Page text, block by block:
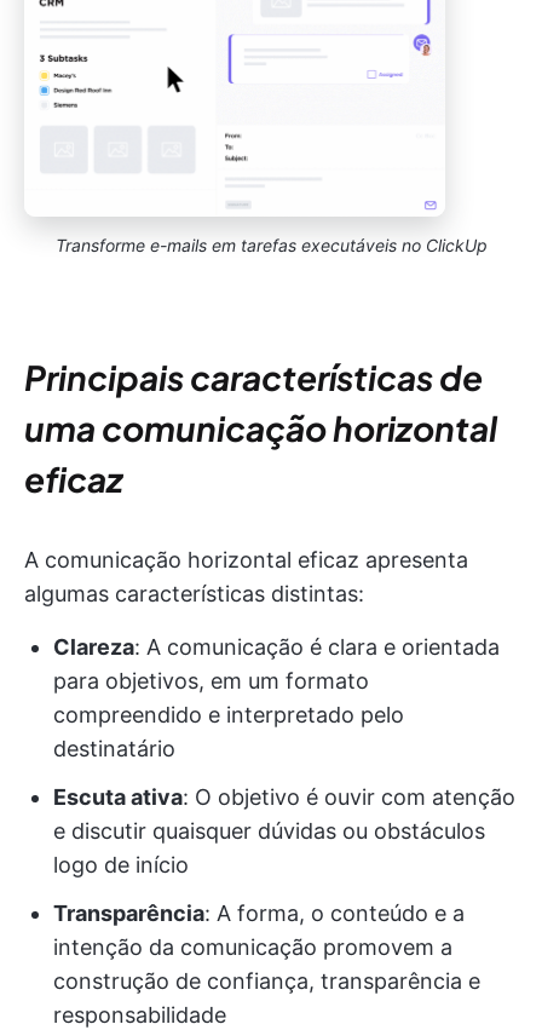
Transforme e-mails em tarefas executáveis no ClickUp
Principais características de
uma comunicação horizontal
eficaz
A comunicação horizontal eficaz apresenta
algumas características distintas:
Clareza: A comunicação é clara e orientada
para objetivos, em um formato
compreendido e interpretado pelo
destinatário
Escuta ativa: O objetivo é ouvir com atenção
e discutir quaisquer dúvidas ou obstáculos
logo de início
Transparência: A forma, o conteúdo e a
intenção da comunicação promovem a
construção de confiança, transparência e
responsabilidade